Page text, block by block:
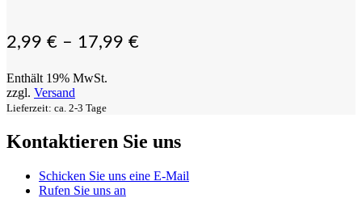
2,99 € – 17,99 €
Enthält 19% MwSt.
zzgl. Versand
Lieferzeit: ca. 2-3 Tage
Kontaktieren Sie uns
Schicken Sie uns eine E-Mail
Rufen Sie uns an